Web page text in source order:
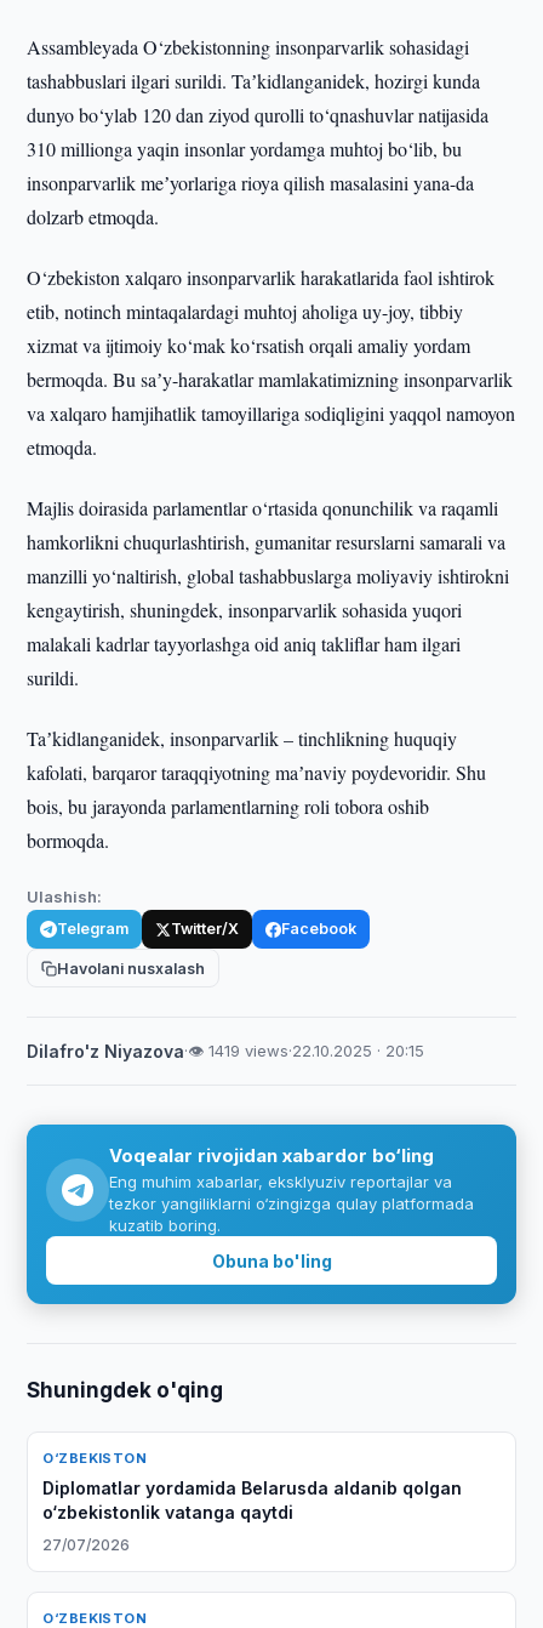
Assambleyada O‘zbekistonning insonparvarlik sohasidagi
tashabbuslari ilgari surildi. Taʼkidlanganidek, hozirgi kunda
dunyo bo‘ylab 120 dan ziyod qurolli to‘qnashuvlar natijasida
310 millionga yaqin insonlar yordamga muhtoj bo‘lib, bu
insonparvarlik meʼyorlariga rioya qilish masalasini yana-da
dolzarb etmoqda.
O‘zbekiston xalqaro insonparvarlik harakatlarida faol ishtirok
etib, notinch mintaqalardagi muhtoj aholiga uy-joy, tibbiy
xizmat va ijtimoiy ko‘mak ko‘rsatish orqali amaliy yordam
bermoqda. Bu saʼy-harakatlar mamlakatimizning insonparvarlik
va xalqaro hamjihatlik tamoyillariga sodiqligini yaqqol namoyon
etmoqda.
Majlis doirasida parlamentlar o‘rtasida qonunchilik va raqamli
hamkorlikni chuqurlashtirish, gumanitar resurslarni samarali va
manzilli yo‘naltirish, global tashabbuslarga moliyaviy ishtirokni
kengaytirish, shuningdek, insonparvarlik sohasida yuqori
malakali kadrlar tayyorlashga oid aniq takliflar ham ilgari
surildi.
Taʼkidlanganidek, insonparvarlik – tinchlikning huquqiy
kafolati, barqaror taraqqiyotning maʼnaviy poydevoridir. Shu
bois, bu jarayonda parlamentlarning roli tobora oshib
bormoqda.
Ulashish:
Telegram Twitter/X Facebook
Havolani nusxalash
Dilafro'z Niyazova·👁 1419 views·22.10.2025 · 20:15
Voqealar rivojidan xabardor bo‘ling
Eng muhim xabarlar, eksklyuziv reportajlar va
tezkor yangiliklarni o‘zingizga qulay platformada
kuzatib boring.
Obuna bo'ling
Shuningdek o'qing
O‘ZBEKISTON
Diplomatlar yordamida Belarusda aldanib qolgan
o‘zbekistonlik vatanga qaytdi
27/07/2026
O‘ZBEKISTON